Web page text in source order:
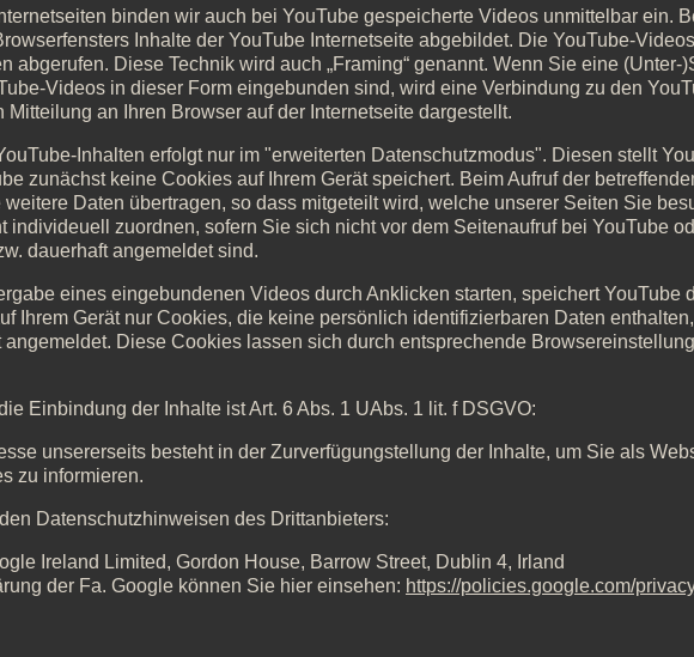
binden wir auch bei YouTube gespeicherte Videos unmittelbar ein.
Inhalte der YouTube Internetseite abgebildet. Die YouTube-
abgerufen. Diese Technik wird auch „Framing“ genannt. Wenn Sie eine (Unter-
Videos in dieser Form eingebunden sind, wird eine Verbindung zu den
Mitteilung an Ihren Browser auf der Internetseite dargestellt.
Inhalten erfolgt nur im "erweiterten Datenschutzmodus". Diesen stellt
zunächst keine Cookies auf Ihrem Gerät speichert. Beim Aufruf der
weitere Daten übertragen, so dass mitgeteilt wird, welche unserer Seiten Sie
individeuell zuordnen, sofern Sie sich nicht vor dem Seitenaufruf bei YouTube
dauerhaft angemeldet sind.
eines eingebundenen Videos durch Anklicken starten, speichert YouTube
Ihrem Gerät nur Cookies, die keine persönlich identifizierbaren Daten
Diese Cookies lassen sich durch entsprechende
Einbindung der Inhalte ist Art. 6 Abs. 1 UAbs. 1 lit. f DSGVO:
unsererseits besteht in der Zurverfügungstellung der Inhalte, um Sie als
zu informieren.
Datenschutzhinweisen des Drittanbieters:
Ireland Limited, Gordon House, Barrow Street, Dublin 4, Irland
der Fa. Google können Sie hier einsehen: https://policies.google.com/